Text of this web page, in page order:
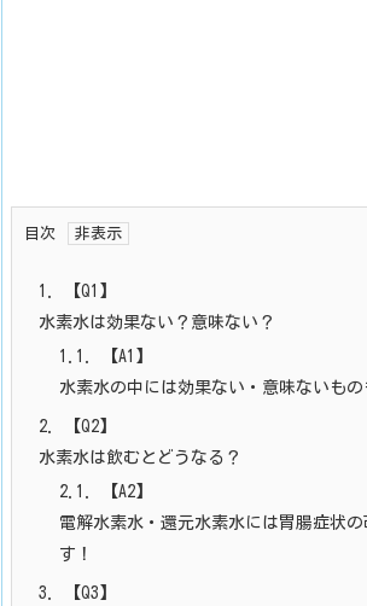
目次
1.
【Q1】
水素水は効果ない？意味ない？
1.1.
【A1】
水素水の中には効果ない・意味ないもの
2.
【Q2】
水素水は飲むとどうなる？
2.1.
【A2】
電解水素水・還元水素水には胃腸症状
す！
3.
【Q3】